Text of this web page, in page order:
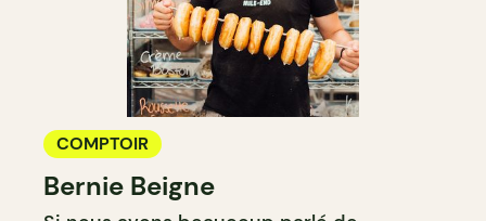
COMPTOIR
Bernie Beigne